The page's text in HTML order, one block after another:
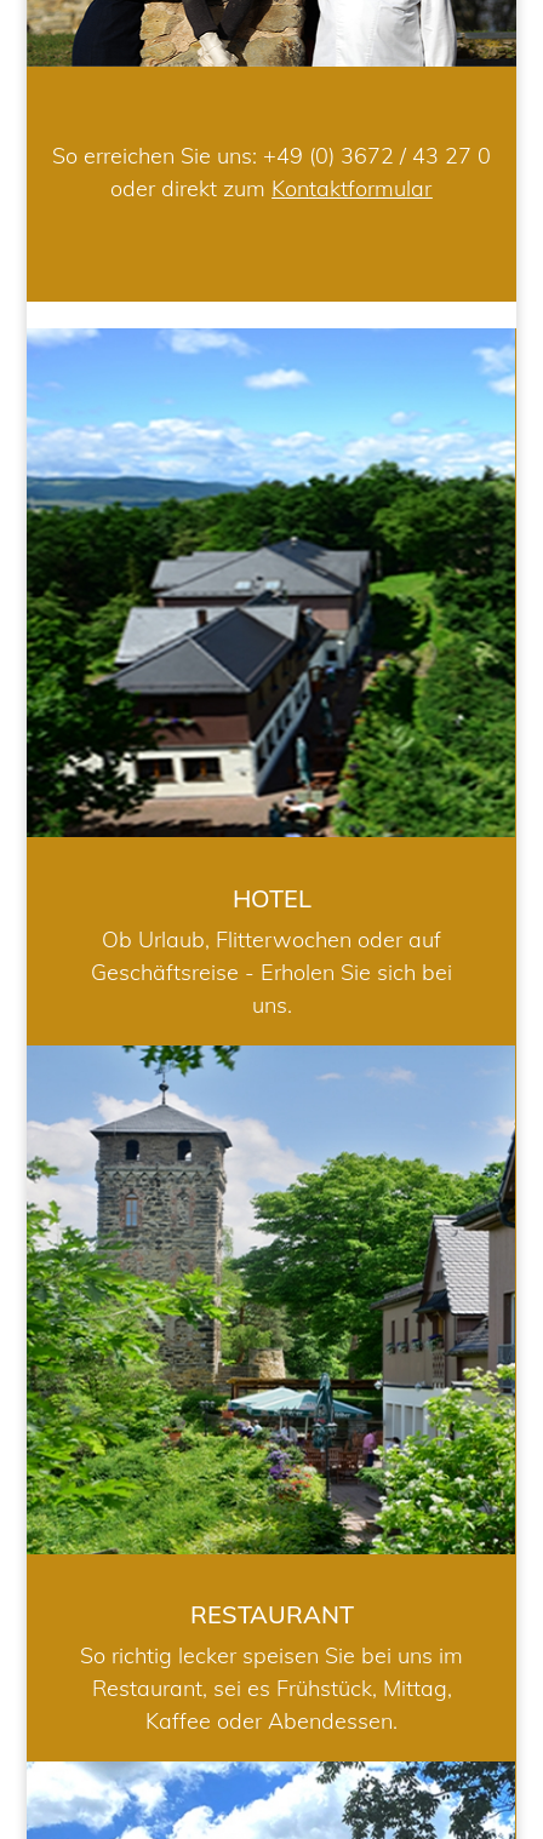
So erreichen Sie uns: +49 (0) 3672 / 43 27 0
oder direkt zum Kontaktformular
HOTEL
HOTEL
Ob Urlaub, Flitterwochen oder auf
Geschäftsreise - Erholen Sie sich bei
uns.
RESTAURANT
RESTAURANT
So richtig lecker speisen Sie bei uns im
Restaurant, sei es Frühstück, Mittag,
Kaffee oder Abendessen.